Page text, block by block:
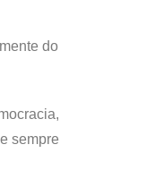
do
sempre